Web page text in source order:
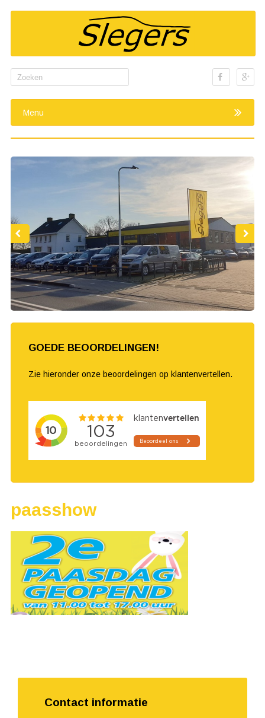
Search
Menu
GOEDE BEOORDELINGEN!
Zie hieronder onze beoordelingen op klantenvertellen.
paasshow
Contact informatie